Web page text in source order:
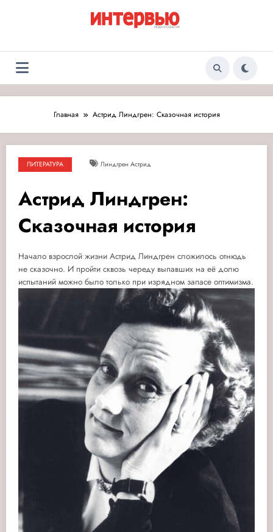
Журнал «Интервью:
Люди и события»
Люди и события
Главная Астрид Линдгрен: Сказочная история
ЛИТЕРАТУРА Линдгрен Астрид
Астрид Линдгрен:
Сказочная история
Начало взрослой жизни Астрид Линдгрен сложилось отнюдь
не сказочно. И пройти сквозь череду выпавших на её долю
испытаний можно было только при изрядном запасе оптимизма.